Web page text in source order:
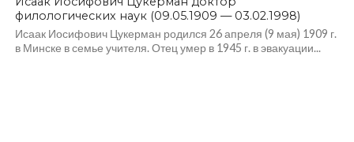
филологических наук (09.05.1909 — 03.02.1998)
Исаак Иосифович Цукерман родился 26 апреля (9 мая) 1909 г.
в Минске в семье учителя. Отец умер в 1945 г. в эвакуации...